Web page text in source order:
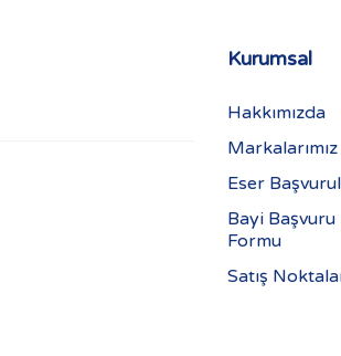
Kurumsal
Hakkımızda
Markalarımız
Eser
Bayi Başvuru
Formu
Satış